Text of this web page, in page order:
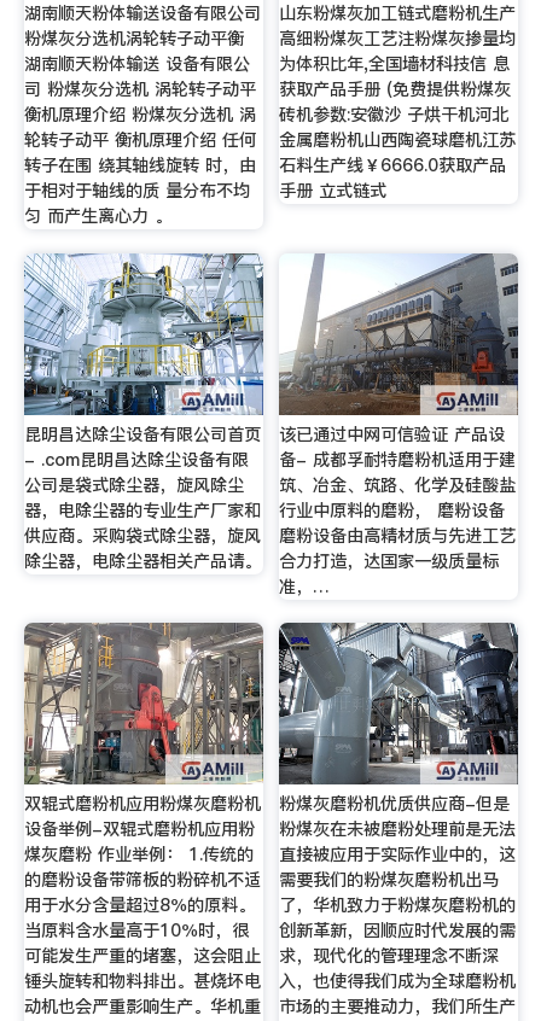
湖南顺天粉体输送设备有限公司
粉煤灰分选机涡轮转子动平衡
湖南顺天粉体输送 设备有限公
司 粉煤灰分选机 涡轮转子动平
衡机原理介绍 粉煤灰分选机 涡
轮转子动平 衡机原理介绍 任何
转子在围 绕其轴线旋转 时，由
于相对于轴线的质 量分布不均
匀 而产生离心力 。
山东粉煤灰加工链式磨粉机生产
高细粉煤灰工艺注粉煤灰掺量均
为体积比年,全国墙材科技信 息
获取产品手册 (免费提供粉煤灰
砖机参数:安徽沙 子烘干机河北
金属磨粉机山西陶瓷球磨机江苏
石料生产线￥6666.0获取产品
手册 立式链式
昆明昌达除尘设备有限公司首页
- .com昆明昌达除尘设备有限
公司是袋式除尘器，旋风除尘
器，电除尘器的专业生产厂家和
供应商。采购袋式除尘器，旋风
除尘器，电除尘器相关产品请。
该已通过中网可信验证 产品设
备- 成都孚耐特磨粉机适用于建
筑、冶金、筑路、化学及硅酸盐
行业中原料的磨粉， 磨粉设备
磨粉设备由高精材质与先进工艺
合力打造，达国家一级质量标
准，…
双辊式磨粉机应用粉煤灰磨粉机
设备举例-双辊式磨粉机应用粉
煤灰磨粉 作业举例： 1.传统的
的磨粉设备带筛板的粉碎机不适
用于水分含量超过8％的原料。
当原料含水量高于10％时，很
可能发生严重的堵塞，这会阻止
锤头旋转和物料排出。甚烧坏电
动机也会严重影响生产。华机重
粉煤灰磨粉机优质供应商-但是
粉煤灰在未被磨粉处理前是无法
直接被应用于实际作业中的，这
需要我们的粉煤灰磨粉机出马
了，华机致力于粉煤灰磨粉机的
创新革新，因顺应时代发展的需
求，现代化的管理理念不断深
入，也使得我们成为全球磨粉机
市场的主要推动力，我们所生产